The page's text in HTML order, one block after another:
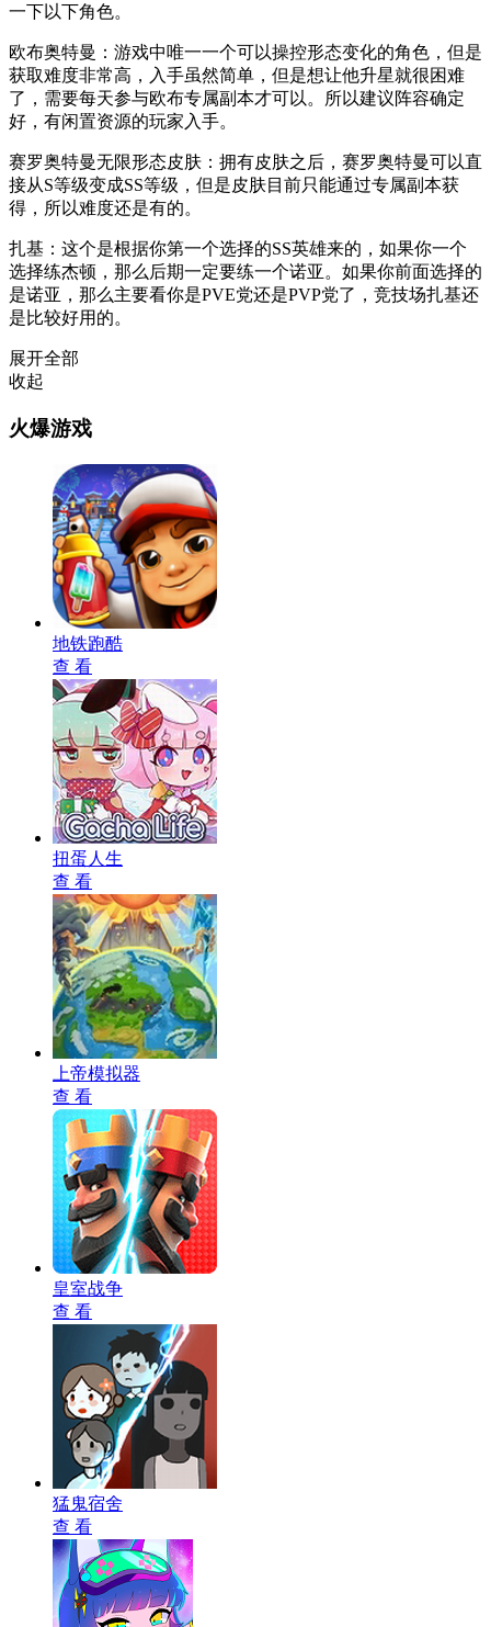
一下以下角色。
欧布奥特曼：游戏中唯一一个可以操控形态变化的角色，但是
获取难度非常高，入手虽然简单，但是想让他升星就很困难
了，需要每天参与欧布专属副本才可以。所以建议阵容确定
好，有闲置资源的玩家入手。
赛罗奥特曼无限形态皮肤：拥有皮肤之后，赛罗奥特曼可以直
接从S等级变成SS等级，但是皮肤目前只能通过专属副本获
得，所以难度还是有的。
扎基：这个是根据你第一个选择的SS英雄来的，如果你一个
选择练杰顿，那么后期一定要练一个诺亚。如果你前面选择的
是诺亚，那么主要看你是PVE党还是PVP党了，竞技场扎基还
是比较好用的。
展开全部
收起
火爆游戏
地铁跑酷
查 看
扭蛋人生
查 看
上帝模拟器
查 看
皇室战争
查 看
猛鬼宿舍
查 看